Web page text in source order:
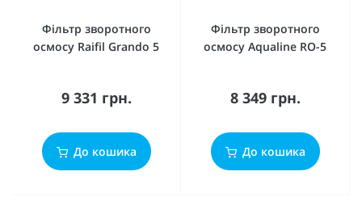
Фільтр зворотного
осмосу Raifil Grando 5
9 331 грн.
До кошика
Фільтр зворотного
осмосу Aqualine RO-5
8 349 грн.
До кошика